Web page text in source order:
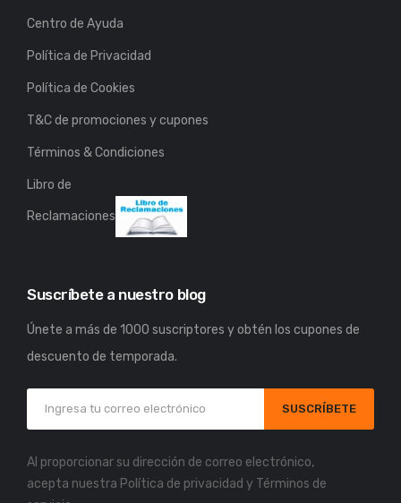
Centro de Ayuda
Política de Privacidad
Política de Cookies
T&C de promociones y cupones
Términos & Condiciones
Libro de
Reclamaciones
Suscríbete a nuestro blog
Únete a más de 1000 suscriptores y obtén los cupones de
descuento de temporada.
SUSCRÍBETE
Al proporcionar su dirección de correo electrónico,
acepta nuestra Política de privacidad y Términos de